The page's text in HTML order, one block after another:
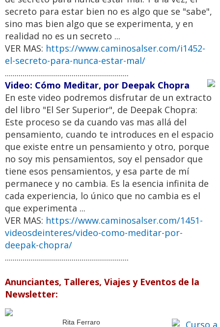
secreto para estar bien no es algo que se "sabe",
sino mas bien algo que se experimenta, y en
realidad no es un secreto ...
VER MAS: https://www.caminosalser.com/i1452-
el-secreto-para-nunca-estar-mal/
...............................................................
Video: Cómo Meditar, por Deepak Chopra
En este video podremos disfrutar de un extracto
del libro "El Ser Superior", de Deepak Chopra:
Este proceso se da cuando vas mas allá del
pensamiento, cuando te introduces en el espacio
que existe entre un pensamiento y otro, porque
no soy mis pensamientos, soy el pensador que
tiene esos pensamientos, y esa parte de mí
permanece y no cambia. Es la esencia infinita de
cada experiencia, lo único que no cambia es el
que experimenta ...
VER MAS: https://www.caminosalser.com/1451-
videosdeinteres/video-como-meditar-por-
deepak-chopra/
...............................................................
Anunciantes, Talleres, Viajes y Eventos de la
Newsletter:
Rita Ferraro